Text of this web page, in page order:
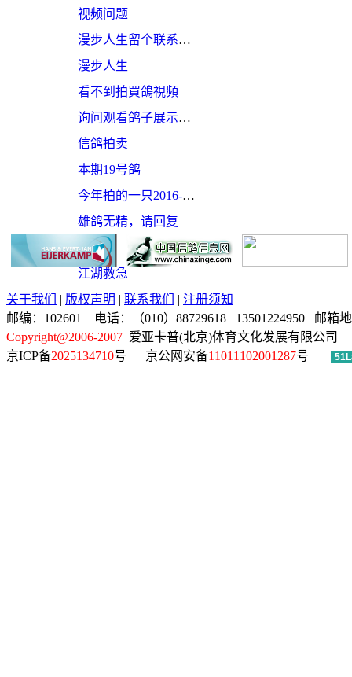
视频问题
漫步人生留个联系方式？找您有事商讨
漫步人生
看不到拍買鴿視頻
询问观看鸽子展示的 视频有的有，怎么有的就没有呢？圆环的 也是如此呢？
信鸽拍卖
本期19号鸽
今年拍的一只2016-01-1617755鸽子丢失，如果飞回去了麻烦告知：13811437735
雄鸽无精，请回复
视屏
江湖救急
关于我们
| 版权声明 | 联系我们 | 注册须知
邮编：102601 电话：（010）88729618 13501224950 邮箱
Copyright@2006-2007 爱亚卡普(北京)体育文化发展有限公司
京ICP备2025134710号 京公网安备11011102001287号